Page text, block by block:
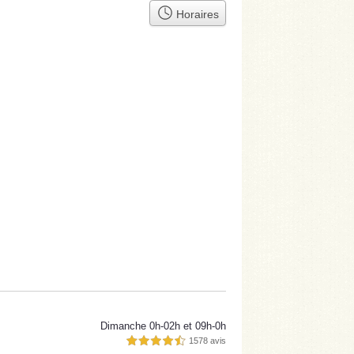
Horaires
Dimanche 0h-02h et 09h-0h
4,5 étoiles sur 5 1578 avis